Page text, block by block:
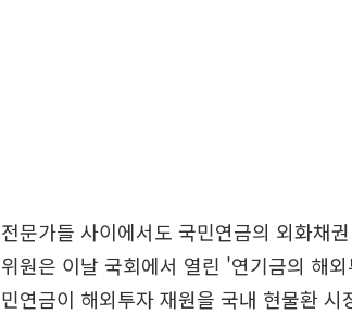
전문가들 사이에서도 국민연금의 외화채
위원은 이날 국회에서 열린 '연기금의 해
민연금이 해외투자 재원을 국내 현물환